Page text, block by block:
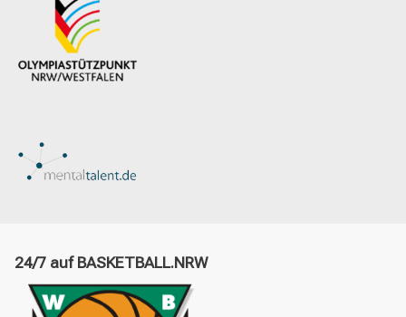
24/7 auf BASKETBALL.NRW